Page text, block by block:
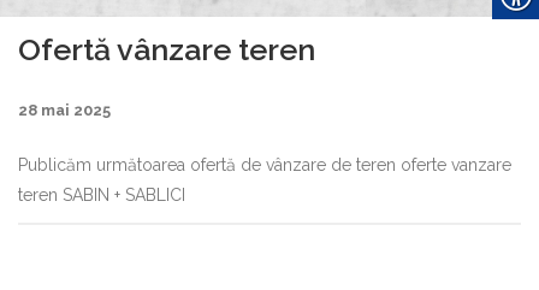
p
Ofertă vânzare teren
28 mai 2025
Publicăm următoarea ofertă de vânzare de teren oferte vanzare
teren SABIN + SABLICI